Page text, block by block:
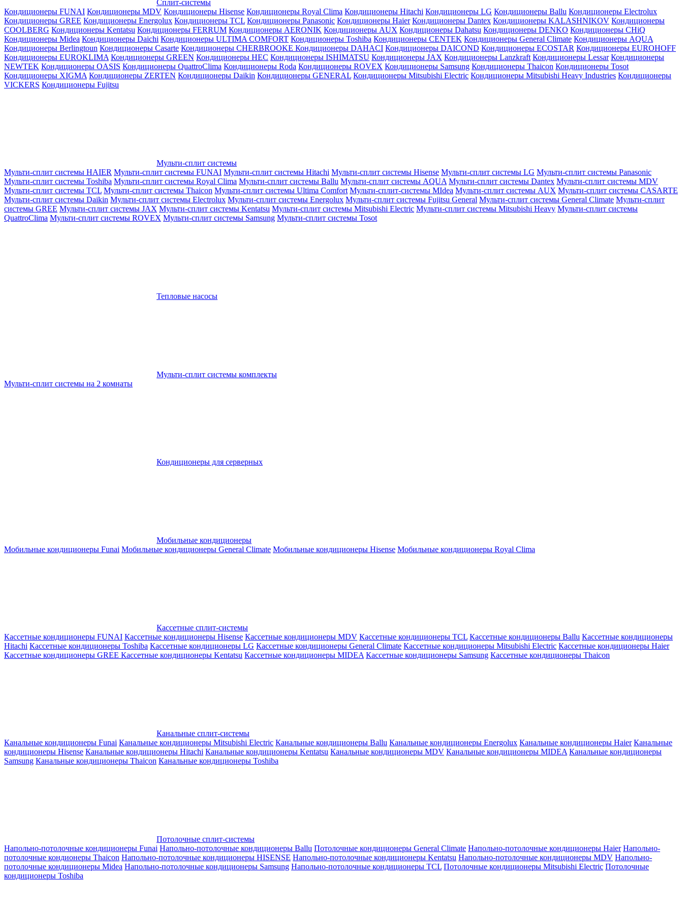
Сплит-системы
Кондиционеры FUNAI Кондиционеры MDV Кондиционеры Hisense Кондиционеры Royal Clima Кондиционеры Hitachi Кондиционеры LG Кондиционеры Ballu Кондиционеры Electrolux
Кондиционеры GREE Кондиционеры Energolux Кондиционеры TCL Кондиционеры Panasonic Кондиционеры Haier Кондиционеры Dantex Кондиционеры KALASHNIKOV Кондиционеры
СOOLBERG Кондиционеры Kentatsu Кондиционеры FERRUM Кондиционеры AERONIK Кондиционеры AUX Кондиционеры Dahatsu Кондиционеры DENKO Кондиционеры CHiQ
Кондиционеры Midea Кондиционеры Daichi Кондиционеры ULTIMA COMFORT Кондиционеры Toshiba Кондиционеры CENTEK Кондиционеры General Climate Кондиционеры AQUA
Кондиционеры Berlingtoun Кондиционеры Casarte Кондиционеры CHERBROOKE Кондиционеры DAHACI Кондиционеры DAICOND Кондиционеры ECOSTAR Кондиционеры EUROHOFF
Кондиционеры EUROKLIMA Кондиционеры GREEN Кондиционеры HEC Кондиционеры ISHIMATSU Кондиционеры JAX Кондиционеры Lanzkraft Кондиционеры Lessar Кондиционеры
NEWTEK Кондиционеры OASIS Кондиционеры QuattroClima Кондиционеры Roda Кондиционеры ROVEX Кондиционеры Samsung Кондиционеры Thaicon Кондиционеры Tosot
Кондиционеры XIGMA Кондиционеры ZERTEN Кондиционеры Daikin Кондиционеры GENERAL Кондиционеры Mitsubishi Electric Кондиционеры Mitsubishi Heavy Industries Кондиционеры
VICKERS Кондиционеры Fujitsu
Мульти-сплит системы
Мульти-сплит системы HAIER Мульти-сплит системы FUNAI Мульти-сплит системы Hitachi Мульти-сплит системы Hisense Мульти-сплит системы LG Мульти-сплит системы Panasonic
Мульти-сплит системы Toshiba Мульти-сплит системы Royal Clima Мульти-сплит системы Ballu Мульти-сплит системы AQUA Мульти-сплит системы Dantex Мульти-сплит системы MDV
Мульти-сплит системы TCL Мульти-сплит системы Thaicon Мульти-сплит системы Ultima Comfort Мульти-сплит-системы MIdea Мульти-сплит системы AUX Мульти-сплит системы CASARTE
Мульти-сплит системы Daikin Мульти-сплит системы Electrolux Мульти-сплит системы Energolux Мульти-сплит системы Fujitsu General Мульти-сплит системы General Climate Мульти-сплит
системы GREE Мульти-сплит системы JAX Мульти-сплит системы Kentatsu Мульти-сплит системы Mitsubishi Electric Мульти-сплит системы Mitsubishi Heavy Мульти-сплит системы
QuattroClima Мульти-сплит системы ROVEX Мульти-сплит системы Samsung Мульти-сплит системы Tosot
Тепловые насосы
Мульти-сплит системы комплекты
Мульти-сплит системы на 2 комнаты
Кондиционеры для серверных
Мобильные кондиционеры
Мобильные кондиционеры Funai Мобильные кондиционеры General Climate Мобильные кондиционеры Hisense Мобильные кондиционеры Royal Clima
Кассетные сплит-системы
Кассетные кондиционеры FUNAI Кассетные кондиционеры Hisense Кассетные кондиционеры MDV Кассетные кондиционеры TCL Кассетные кондиционеры Ballu Кассетные кондиционеры
Hitachi Кассетные кондиционеры Toshiba Кассетные кондиционеры LG Кассетные кондиционеры General Climate Кассетные кондиционеры Mitsubishi Electric Кассетные кондиционеры Haier
Кассетные кондиционеры GREE Кассетные кондиционеры Kentatsu Кассетные кондиционеры MIDEA Кассетные кондиционеры Samsung Кассетные кондиционеры Thaicon
Канальные сплит-системы
Канальные кондиционеры Funai Канальные кондиционеры Mitsubishi Electric Канальные кондиционеры Ballu Канальные кондиционеры Energolux Канальные кондиционеры Haier Канальные
кондиционеры Hisense Канальные кондиционеры Hitachi Канальные кондиционеры Kentatsu Канальные кондиционеры MDV Канальные кондиционеры MIDEA Канальные кондиционеры
Samsung Канальные кондиционеры Thaicon Канальные кондиционеры Toshiba
Потолочные сплит-системы
Напольно-потолочные кондиционеры Funai Напольно-потолочные кондиционеры Ballu Потолочные кондиционеры General Climate Напольно-потолочные кондиционеры Haier Напольно-
потолочные кондионеры Thaicon Напольно-потолочные кондиционеры HISENSE Напольно-потолочные кондиционеры Kentatsu Напольно-потолочные кондиционеры MDV Напольно-
потолочные кондиционеры Midea Напольно-потолочные кондиционеры Samsung Напольно-потолочные кондиционеры TCL Потолочные кондиционеры Mitsubishi Electric Потолочные
кондиционеры Toshiba